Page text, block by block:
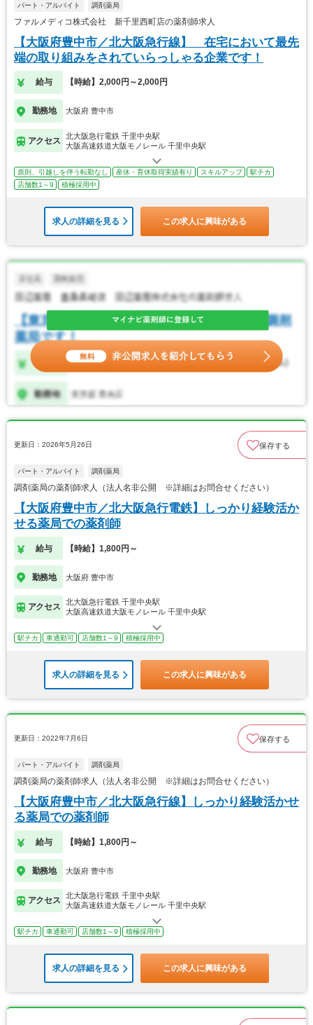
パート・アルバイト 調剤薬局
ファルメディコ株式会社 新千里西町店の薬剤師求人
【大阪府豊中市／北大阪急行線】 在宅において最先
端の取り組みをされていらっしゃる企業です！
給与 【時給】2,000円～2,000円
勤務地 大阪府 豊中市
アクセス
北大阪急行電鉄 千里中央駅
大阪高速鉄道大阪モノレール 千里中央駅
原則、引越しを伴う転勤なし 産休・育休取得実績有り スキルアップ
駅チカ
店舗数1～9
積極採用中
求人の詳細を見る この求人に興味がある
更新日：2026年5月26日 保存する
パート・アルバイト 調剤薬局
調剤薬局の薬剤師求人（法人名非公開 ※詳細はお問合せください）
【大阪府豊中市／北大阪急行電鉄】しっかり経験活か
せる薬局での薬剤師
給与 【時給】1,800円～
勤務地 大阪府 豊中市
アクセス
北大阪急行電鉄 千里中央駅
大阪高速鉄道大阪モノレール 千里中央駅
駅チカ 車通勤可 店舗数1～9 積極採用中
求人の詳細を見る この求人に興味がある
更新日：2022年7月6日 保存する
パート・アルバイト 調剤薬局
調剤薬局の薬剤師求人（法人名非公開 ※詳細はお問合せください）
【大阪府豊中市／北大阪急行線】しっかり経験活かせ
る薬局での薬剤師
給与 【時給】1,800円～
勤務地 大阪府 豊中市
アクセス
北大阪急行電鉄 千里中央駅
大阪高速鉄道大阪モノレール 千里中央駅
駅チカ 車通勤可 店舗数1～9 積極採用中
求人の詳細を見る この求人に興味がある